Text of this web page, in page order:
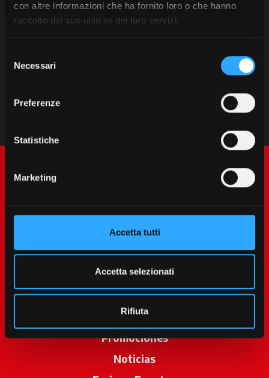
con altre informazioni che ha fornito loro o che hanno
raccolto dal suo utilizzo dei loro servizi.
delNecessari
Preferenze
Statistiche
Marketing
Accetta tutti
Accetta selezionati
Rifiuta
McCormick World
Productos
Servicios
Promociones
Noticias